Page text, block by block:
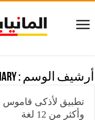
أرشيف الوسم :
تطبيق لأذكى قاموس
وأكثر من 12 لغة